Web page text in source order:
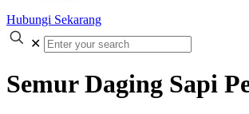
Hubungi Sekarang
✕
Semur Daging Sapi